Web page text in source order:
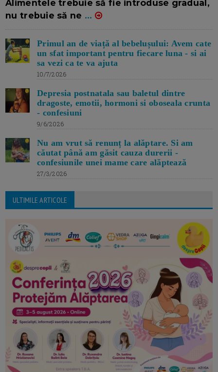
Alimentele trebuie să fie introduse gradual,
nu trebuie să ne ...
Primul an de viață al bebelușului: Avem cate
un sfat important pentru fiecare luna - si ai
sa vezi ca te va ajuta
10/7/2026
Depresia postnatala sau baletul dintre
dragoste, emotii, hormoni si oboseala crunta
- confesiuni
9/6/2026
Nu am vrut să renunț la alăptare. Si am
căutat până am găsit cauza durerii -
confesiunile unei mame care alăptează
27/3/2026
ULTIMILE ARTICOLE